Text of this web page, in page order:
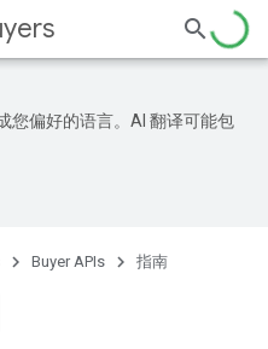
您偏好的语言。AI 翻译可能包
Buyer APIs 指南